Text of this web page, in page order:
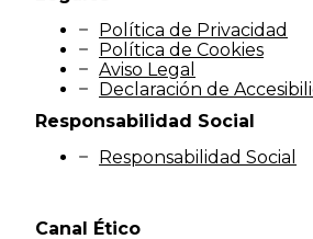
Política de Privacidad
Política de Cookies
Aviso Legal
Declaración de
Responsabilidad Social
Responsabilidad Social
Canal Ético